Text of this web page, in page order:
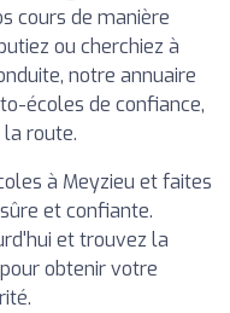
cours de manière
ou cherchiez à
notre annuaire
écoles de confiance,
route.
à Meyzieu et faites
et confiante.
et trouvez la
obtenir votre